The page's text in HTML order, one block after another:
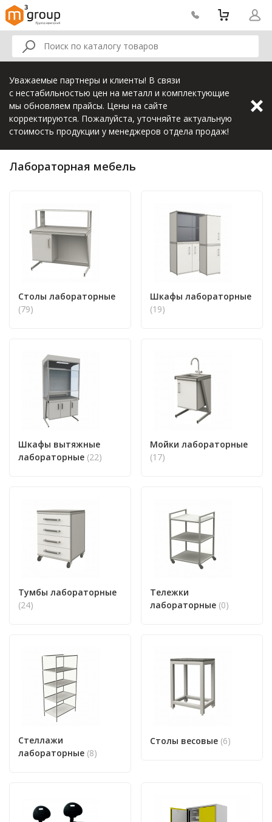
Уважаемые партнеры и клиенты! В связи
с нестабильностью цен на металл и комплектующие
мы обновляем прайсы. Цены на сайте
корректируются. Пожалуйста, уточняйте актуальную
стоимость продукции у менеджеров отдела продаж!
Лабораторная мебель
Столы лабораторные
(79)
Шкафы лабораторные
(19)
Шкафы вытяжные
лабораторные (22)
Мойки лабораторные
(17)
Тумбы лабораторные
(24)
Тележки
лабораторные (0)
Стеллажи
лабораторные (8)
Столы весовые (6)